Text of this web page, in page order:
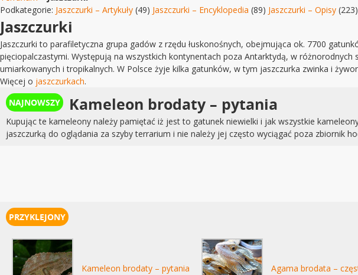
Podkategorie: Jaszczurki – Artykuły (49) Jaszczurki – Encyklopedia (89) Jaszczurki – Opisy (223)
Jaszczurki
Jaszczurki to parafiletyczna grupa gadów z rzędu łuskonośnych, obejmująca ok. 7700
pięciopalczastymi. Występują na wszystkich kontynentach poza Antarktydą, w
umiarkowanych i tropikalnych. W Polsce żyje kilka gatunków, w tym jaszczurka zwinka i
Więcej o jaszczurkach.
Kameleon brodaty – pytania
Kupując te kameleony należy pamiętać iż jest to gatunek niewielki i jak wszystkie
jaszczurką do oglądania za szyby terrarium i nie należy jej często wyciągać poza zbiornik
Kameleon brodaty – pytania Agama brodata –